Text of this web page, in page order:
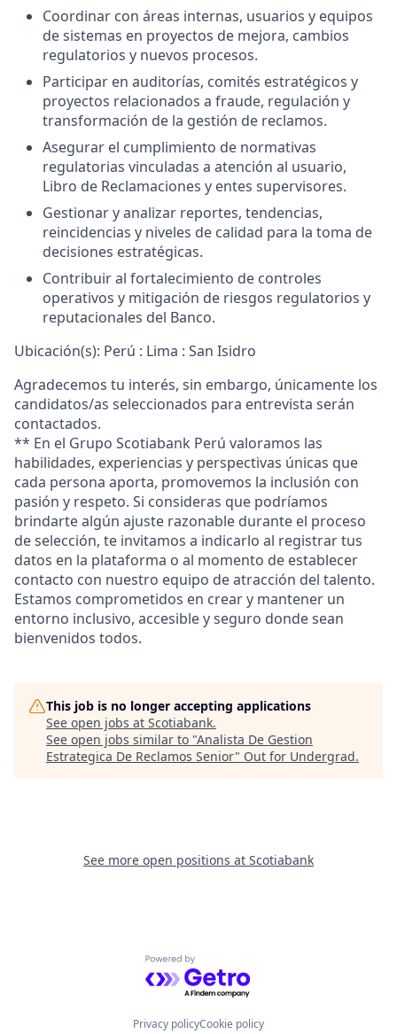
Coordinar con áreas internas, usuarios y equipos
de sistemas en proyectos de mejora, cambios
regulatorios y nuevos procesos.
Participar en auditorías, comités estratégicos y
proyectos relacionados a fraude, regulación y
transformación de la gestión de reclamos.
Asegurar el cumplimiento de normativas
regulatorias vinculadas a atención al usuario,
Libro de Reclamaciones y entes supervisores.
Gestionar y analizar reportes, tendencias,
reincidencias y niveles de calidad para la toma de
decisiones estratégicas.
Contribuir al fortalecimiento de controles
operativos y mitigación de riesgos regulatorios y
reputacionales del Banco.
Ubicación(s): Perú : Lima : San Isidro
Agradecemos tu interés, sin embargo, únicamente los
candidatos/as seleccionados para entrevista serán
contactados.
** En el Grupo Scotiabank Perú valoramos las
habilidades, experiencias y perspectivas únicas que
cada persona aporta, promovemos la inclusión con
pasión y respeto. Si consideras que podríamos
brindarte algún ajuste razonable durante el proceso
de selección, te invitamos a indicarlo al registrar tus
datos en la plataforma o al momento de establecer
contacto con nuestro equipo de atracción del talento.
Estamos comprometidos en crear y mantener un
entorno inclusivo, accesible y seguro donde sean
bienvenidos todos.
This job is no longer accepting applications
See open jobs at Scotiabank.
See open jobs similar to "Analista De Gestion
Estrategica De Reclamos Senior" Out for Undergrad.
See more open positions at Scotiabank
Powered by Getro.com
Privacy policyCookie policy